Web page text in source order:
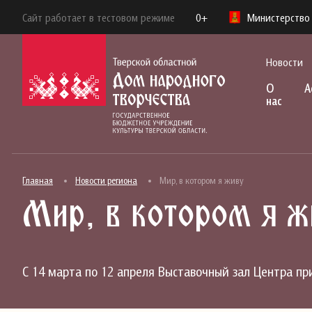
Сайт работает в тестовом режиме 0+ Министерство
Новости
О
нас
Главная Новости региона Мир, в котором я живу
Мир, в котором я
С 14 марта по 12 апреля Выставочный зал Центра